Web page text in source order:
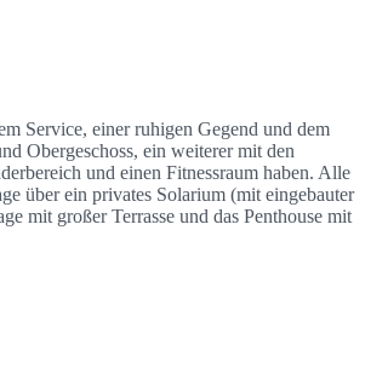
Service, einer ruhigen Gegend und dem
Obergeschoss, ein weiterer mit den
und einen Fitnessraum haben. Alle
über ein privates Solarium (mit eingebauter
mit großer Terrasse und das Penthouse mit